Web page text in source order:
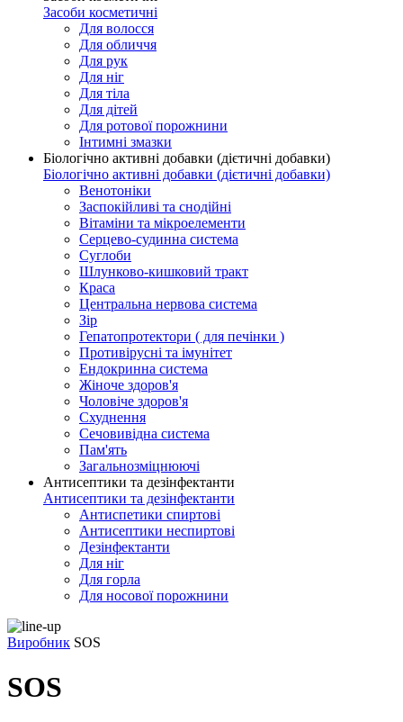
Засоби косметичні
Для волосся
Для обличчя
Для рук
Для ніг
Для тіла
Для дітей
Для ротової порожнини
Інтимні змазки
Біологічно активні добавки (дієтичні добавки)
Біологічно активні добавки (дієтичні добавки)
Венотоніки
Заспокійливі та снодійні
Вітаміни та мікроелементи
Серцево-судинна система
Суглоби
Шлунково-кишковий тракт
Краса
Центральна нервова система
Зір
Гепатопротектори ( для печінки )
Противірусні та імунітет
Ендокринна система
Жіноче здоров'я
Чоловіче здоров'я
Схуднення
Сечовивідна система
Пам'ять
Загальнозміцнюючі
Антисептики та дезінфектанти
Антисептики та дезінфектанти
Антиспетики спиртові
Антисептики неспиртові
Дезінфектанти
Для ніг
Для горла
Для носової порожнини
Виробник SOS
SOS